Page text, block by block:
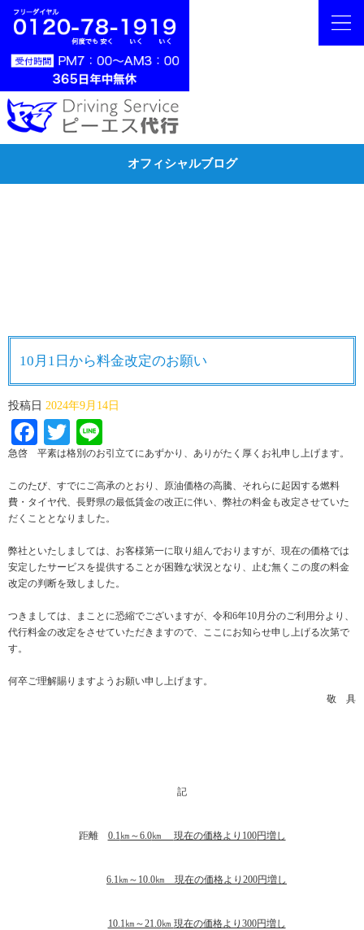
オフィシャルブログ
10月1日から料金改定のお願い
投稿日 2024年9月14日
Facebook
Twitter
急啓 平素は格別のお引立てにあずかり、ありがたく厚くお礼申し上げます。
このたび、すでにご高承のとおり、原油価格の高騰、それらに起因する燃料
費・タイヤ代、長野県の最低賃金の改正に伴い、弊社の料金も改定させていた
だくこととなりました。
弊社といたしましては、お客様第一に取り組んでおりますが、現在の価格では
安定したサービスを提供することが困難な状況となり、止む無くこの度の料金
改定の判断を致しました。
つきましては、まことに恐縮でございますが、令和6年10月分のご利用分より、
代行料金の改定をさせていただきますので、ここにお知らせ申し上げる次第で
す。
何卒ご理解賜りますようお願い申し上げます。
敬 具
記
距離 0.1㎞～6.0㎞ 現在の価格より100円増し
6.1㎞～10.0㎞ 現在の価格より200円増し
10.1㎞～21.0㎞ 現在の価格より300円増し